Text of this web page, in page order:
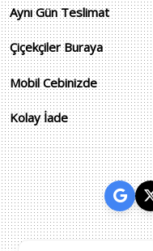
Aynı Gün Teslimat
Çiçekçiler Buraya
Mobil Cebinizde
Kolay İade